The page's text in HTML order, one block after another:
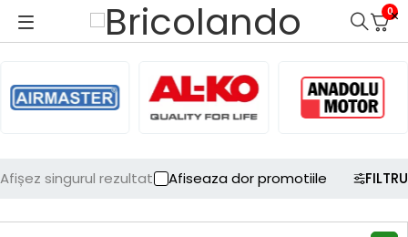
0
FILTRU
Afișez singurul rezultat Afiseaza dor promotiile